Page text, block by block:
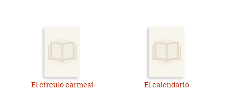
El círculo carmesí El calendario